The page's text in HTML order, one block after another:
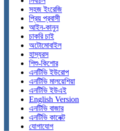
সহজ ইংরেজি
প্রিয় প্রবাসী
আইন-কানুন
চাকরি চাই
অটোমোবাইল
হাস্যরস
শিশু-কিশোর
এনটিভি ইউরোপ
এনটিভি মালয়েশিয়া
এনটিভি ইউএই
English Version
এনটিভি বাজার
এনটিভি কানেক্ট
যোগাযোগ